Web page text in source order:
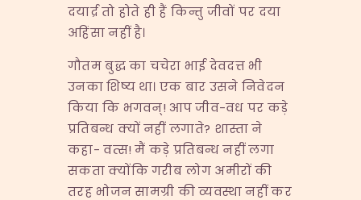
दयार्द्र तो होते ही हैं किन्तु जीवों पर दया
अहिंसा नहीं है।
गौतम बुद्ध का चचेरा भाई देवदत्त भी
उनका शिष्य था। एक बार उसने निवेदन
किया कि भगवन्! आप जीव-वध पर कड़े
प्रतिबन्ध क्यों नहीं लगाते? शास्ता ने
कहा- वत्स! मैं कड़े प्रतिबन्ध नहीं लगा
सकता क्योंकि गरीब लोग अमीरों की
तरह भोजन सामग्री की व्यवस्था नहीं कर